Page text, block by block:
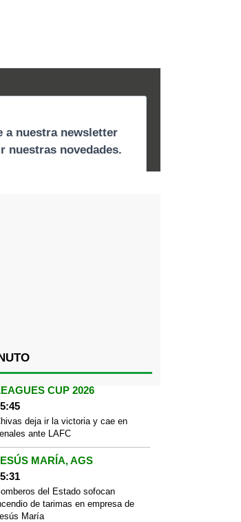
CUP 2026
deja ir la victoria y cae en
ante LAFC
MARÍA, AGS
del Estado sofocan
de tarimas en empresa de
María